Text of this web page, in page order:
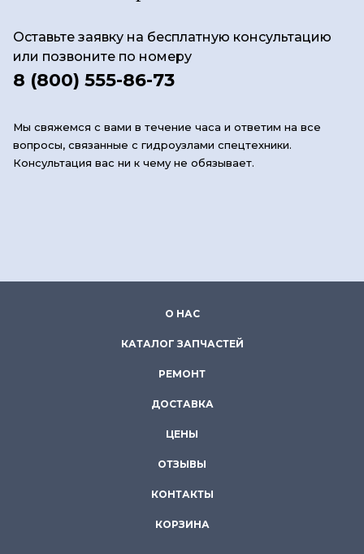
Оставьте заявку на бесплатную консультацию
или позвоните по номеру
8 (800) 555-86-73
Мы свяжемся с вами в течение часа и ответим на все
вопросы, связанные с гидроузлами спецтехники.
Консультация вас ни к чему не обязывает.
О НАС
КАТАЛОГ ЗАПЧАСТЕЙ
РЕМОНТ
ДОСТАВКА
ЦЕНЫ
ОТЗЫВЫ
КОНТАКТЫ
КОРЗИНА